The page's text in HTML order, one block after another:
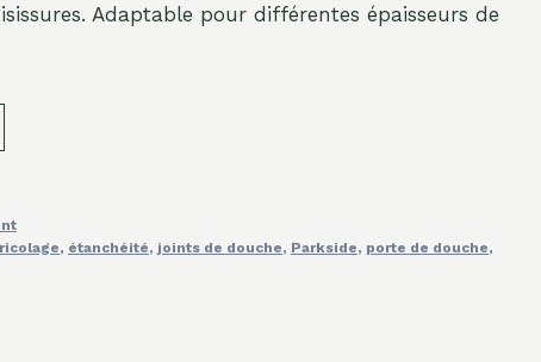
Adaptable pour différentes épaisseurs de
, étanchéité, joints de douche, Parkside, porte de douche,